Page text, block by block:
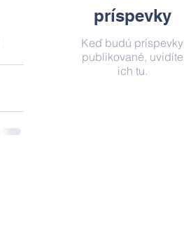
príspevky
Keď budú príspevky
publikované, uvidíte
ich tu.